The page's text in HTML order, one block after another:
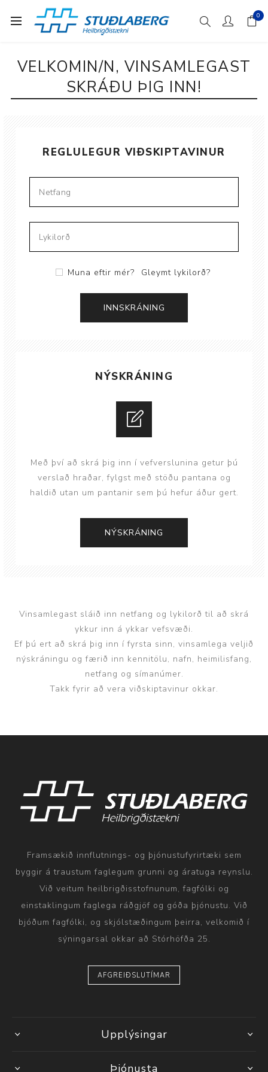
0
VELKOMIN/N, VINSAMLEGAST
SKRÁÐU ÞIG INN!
REGLULEGUR VIÐSKIPTAVINUR
Muna eftir mér? Gleymt lykilorð?
NÝSKRÁNING
Með því að skrá þig inn í vefverslunina getur þú
verslað hraðar, fylgst með stöðu pantana og
haldið utan um pantanir sem þú hefur áður gert.
Vinsamlegast sláið inn netfang og lykilorð til að skrá
ykkur inn á ykkar vefsvæði.
Ef þú ert að skrá þig inn í fyrsta sinn, vinsamlega veljið
nýskráningu og færið inn kennitölu, nafn, heimilisfang,
netfang og símanúmer.
Takk fyrir að vera viðskiptavinur okkar.
Framsækið innflutnings- og þjónustufyrirtæki sem
byggir á traustum faglegum grunni og áratuga reynslu.
Við veitum heilbrigðisstofnunum, fagfólki og
einstaklingum faglega ráðgjöf og góða þjónustu. Við
bjóðum fagfólki, og skjólstæðingum þeirra, velkomið í
sýningarsal okkar að Stórhöfða 25.
AFGREIÐSLUTÍMAR
Upplýsingar
Þjónusta